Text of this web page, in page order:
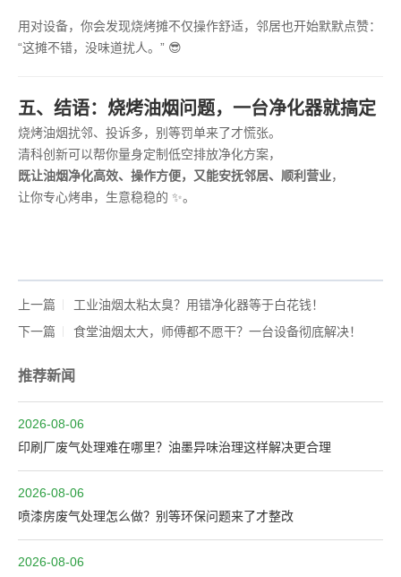
用对设备，你会发现烧烤摊不仅操作舒适，邻居也开始默默点赞：
“这摊不错，没味道扰人。” 😎
五、结语：烧烤油烟问题，一台净化器就搞定
烧烤油烟扰邻、投诉多，别等罚单来了才慌张。
清科创新可以帮你量身定制低空排放净化方案，
既让油烟净化高效、操作方便，又能安抚邻居、顺利营业，
让你专心烤串，生意稳稳的 ✨。
上一篇
工业油烟太粘太臭？用错净化器等于白花钱！
下一篇
食堂油烟太大，师傅都不愿干？一台设备彻底解决！
推荐新闻
2026-08-06
印刷厂废气处理难在哪里？油墨异味治理这样解决更合理
2026-08-06
喷漆房废气处理怎么做？别等环保问题来了才整改
2026-08-06